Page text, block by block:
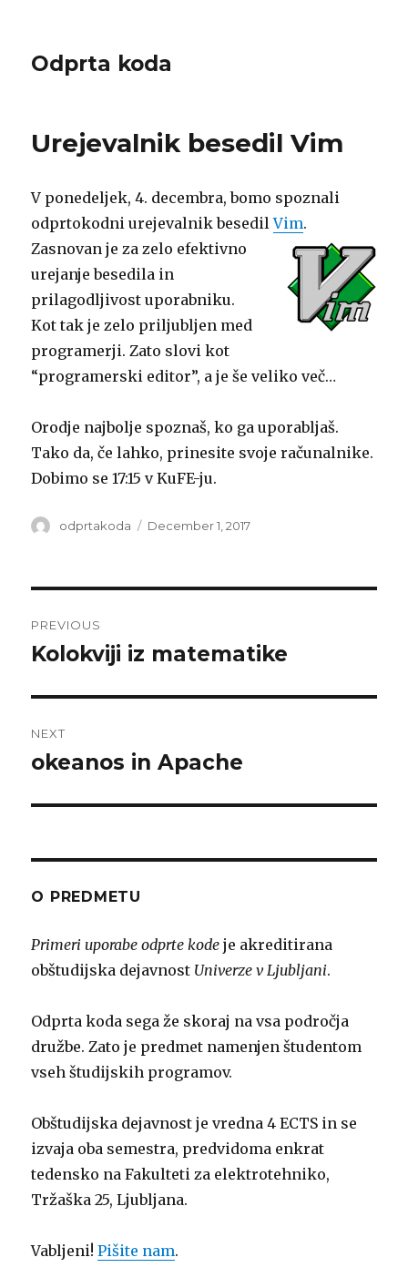
Odprta koda
Urejevalnik besedil Vim
V ponedeljek, 4. decembra, bomo spoznali
odprtokodni urejevalnik besedilVim.
Zasnovan je za zelo efektivno
urejanje besedila in
prilagodljivost uporabniku.
Kot tak je zelo priljubljen med
programerji. Zato slovi kot
“programerski editor”, a je še veliko več…
Orodje najbolje spoznaš, ko ga uporabljaš.
Tako da, če lahko, prinesite svoje računalnike.
Dobimo se 17:15 v KuFE-ju.
Author
odprtakoda
Posted
December 1, 2017
navigation
PREVIOUS
Previous
Kolokviji iz matematike
NEXT
Next
okeanos in Apache
O PREDMETU
Primeri uporabe odprte kode je akreditirana
obštudijska dejavnost Univerze v Ljubljani.
Odprta koda sega že skoraj na vsa področja
družbe. Zato je predmet namenjen študentom
vseh študijskih programov.
Obštudijska dejavnost je vredna 4 ECTS in se
izvaja oba semestra, predvidoma enkrat
tedensko na Fakulteti za elektrotehniko,
Tržaška 25, Ljubljana.
Vabljeni!Pišite nam.